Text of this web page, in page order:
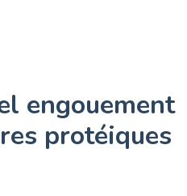
engouement
protéiques